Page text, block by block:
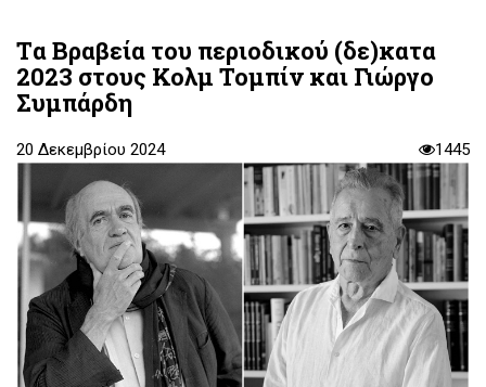
Tα Βραβεία του περιοδικού (δε)κατα
2023 στους Κολμ Τομπίν και Γιώργο
Συμπάρδη
20 Δεκεμβρίου 2024 1445